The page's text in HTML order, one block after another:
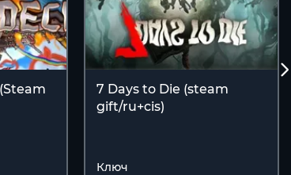
7 Days to Die (steam
gift/ru+cis)
Ключ